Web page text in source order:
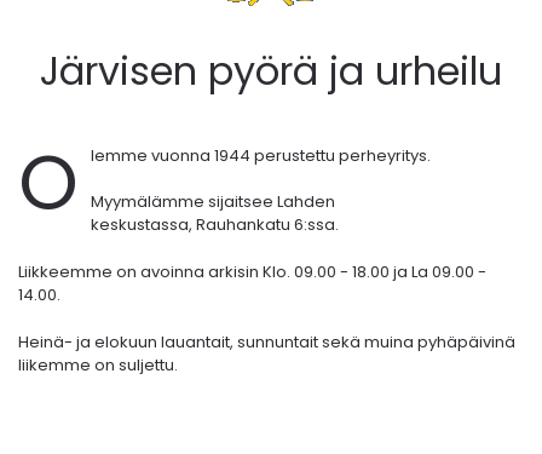
Järvisen pyörä ja urheilu
O
lemme vuonna 1944 perustettu perheyritys.
Myymälämme sijaitsee Lahden
keskustassa, Rauhankatu 6:ssa.
Liikkeemme on avoinna arkisin Klo. 09.00 - 18.00 ja La 09.00 -
14.00.
Heinä- ja elokuun lauantait, sunnuntait sekä muina pyhäpäivinä
liikemme on suljettu.